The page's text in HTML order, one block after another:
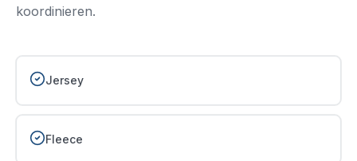
koordinieren.
Jersey
Fleece